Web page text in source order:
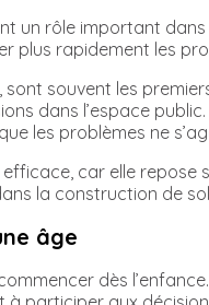
un rôle important
plus rapidement les
sont souvent les
dans l’espace
les problèmes ne
car elle
la construction de
âge
dès